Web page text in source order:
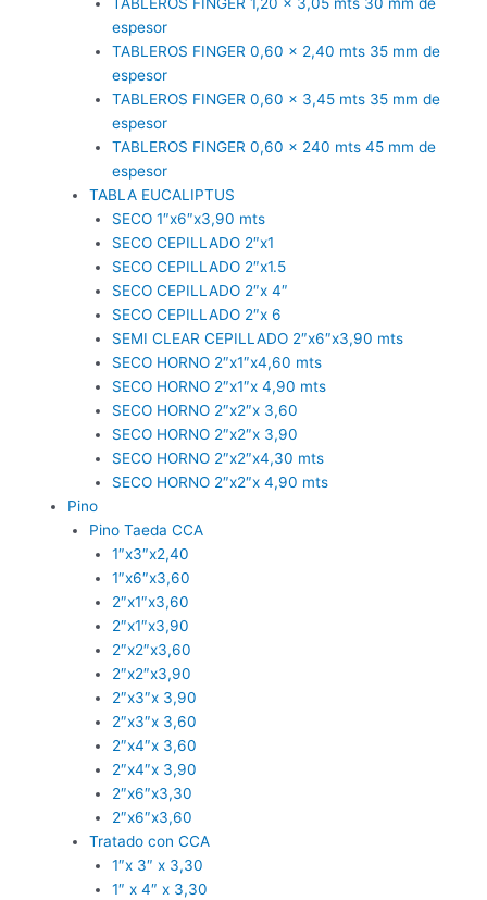
espesor
TABLEROS FINGER 0,60 x 2,40 mts 35 mm de
espesor
TABLEROS FINGER 0,60 x 3,45 mts 35 mm de
espesor
TABLEROS FINGER 0,60 x 240 mts 45 mm de
espesor
TABLA EUCALIPTUS
SECO 1″x6″x3,90 mts
SECO CEPILLADO 2″x1
SECO CEPILLADO 2″x1.5
SECO CEPILLADO 2″x 4″
SECO CEPILLADO 2″x 6
SEMI CLEAR CEPILLADO 2″x6″x3,90 mts
SECO HORNO 2″x1″x4,60 mts
SECO HORNO 2″x1″x 4,90 mts
SECO HORNO 2″x2″x 3,60
SECO HORNO 2″x2″x 3,90
SECO HORNO 2″x2″x4,30 mts
SECO HORNO 2″x2″x 4,90 mts
Pino
Pino Taeda CCA
1″x3″x2,40
1″x6″x3,60
2″x1″x3,60
2″x1″x3,90
2″x2″x3,60
2″x2″x3,90
2″x3″x 3,90
2″x3″x 3,60
2″x4″x 3,60
2″x4″x 3,90
2″x6″x3,30
2″x6″x3,60
Tratado con CCA
1″x 3″ x 3,30
1″ x 4″ x 3,30